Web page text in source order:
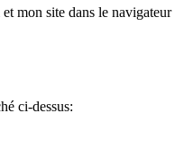
mon site dans le navigateur
ci-dessus: